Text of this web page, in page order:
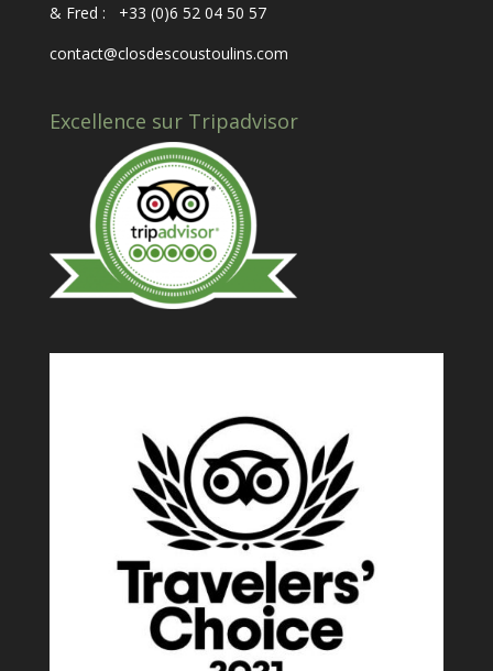
& Fred : +33 (0)6 52 04 50 57
contact@closdescoustoulins.com
Excellence sur Tripadvisor